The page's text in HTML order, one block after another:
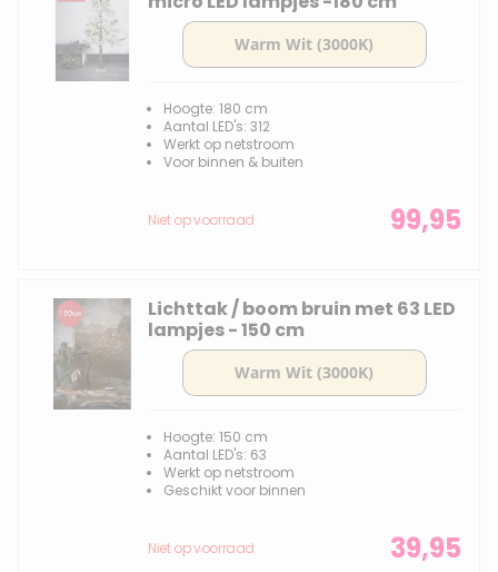
Hoogte: 180 cm
Aantal LED's: 312
Werkt op netstroom
Voor binnen & buiten
Niet op voorraad 99,95
Lichttak / boom bruin met 63 LED
lampjes - 150 cm
Hoogte: 150 cm
Aantal LED's: 63
Werkt op netstroom
Geschikt voor binnen
Niet op voorraad 39,95